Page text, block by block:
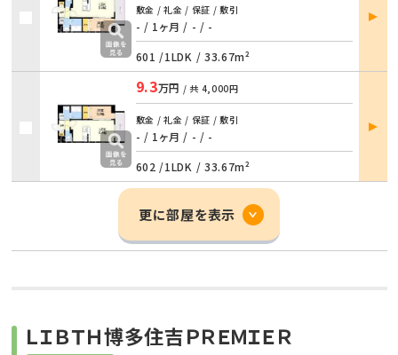
敷金 / 礼金 / 保証 / 敷引
- / 1ヶ月 / - / -
601 /1LDK / 33.67m²
部屋
詳細
9.3万円 / 共 4,000円
敷金 / 礼金 / 保証 / 敷引
- / 1ヶ月 / - / -
602 /1LDK / 33.67m²
部屋
詳細
更に部屋を表示
ＬＩＢＴＨ博多住吉ＰＲＥＭＩＥＲ